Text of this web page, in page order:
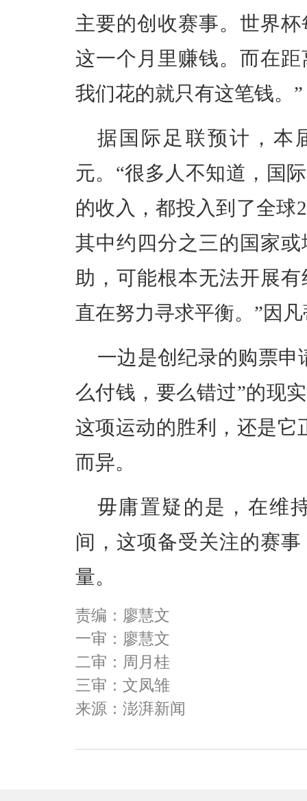
主要的创收赛事。世界
这一个月里赚钱。而在
我们花的就只有这笔钱。”
据国际足联预计，本
元。“很多人不知道，国
的收入，都投入到了全球
其中约四分之三的国家
助，可能根本无法开展
直在努力寻求平衡。”因
一边是创纪录的购票申
么付钱，要么错过”的现
这项运动的胜利，还是它
而异。
毋庸置疑的是，在维
间，这项备受关注的赛
量。
责编：廖慧文
一审：廖慧文
二审：周月桂
三审：文凤雏
来源：澎湃新闻